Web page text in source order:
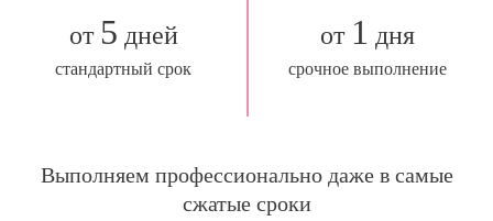
от 5 дней
стандартный срок
от 1 дня
срочное выполнение
Выполняем профессионально даже в самые
сжатые сроки